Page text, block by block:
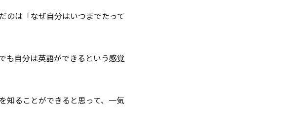
のは「なぜ自分はいつまでたって
も自分は英語ができるという感覚
知ることができると思って、一気